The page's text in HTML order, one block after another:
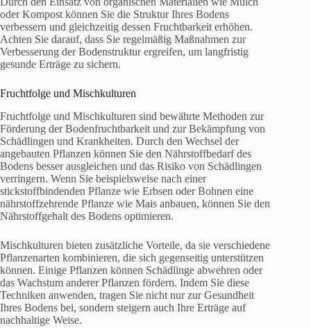
oder Kompost können Sie die Struktur Ihres Bodens
verbessern und gleichzeitig dessen Fruchtbarkeit erhöhen.
Achten Sie darauf, dass Sie regelmäßig Maßnahmen zur
Verbesserung der Bodenstruktur ergreifen, um langfristig
gesunde Erträge zu sichern.
Fruchtfolge und Mischkulturen
Fruchtfolge und Mischkulturen sind bewährte Methoden zur
Förderung der Bodenfruchtbarkeit und zur Bekämpfung von
Schädlingen und Krankheiten. Durch den Wechsel der
angebauten Pflanzen können Sie den Nährstoffbedarf des
Bodens besser ausgleichen und das Risiko von Schädlingen
verringern. Wenn Sie beispielsweise nach einer
stickstoffbindenden Pflanze wie Erbsen oder Bohnen eine
nährstoffzehrende Pflanze wie Mais anbauen, können Sie den
Nährstoffgehalt des Bodens optimieren.
Mischkulturen bieten zusätzliche Vorteile, da sie verschiedene
Pflanzenarten kombinieren, die sich gegenseitig unterstützen
können. Einige Pflanzen können Schädlinge abwehren oder
das Wachstum anderer Pflanzen fördern. Indem Sie diese
Techniken anwenden, tragen Sie nicht nur zur Gesundheit
Ihres Bodens bei, sondern steigern auch Ihre Erträge auf
nachhaltige Weise.